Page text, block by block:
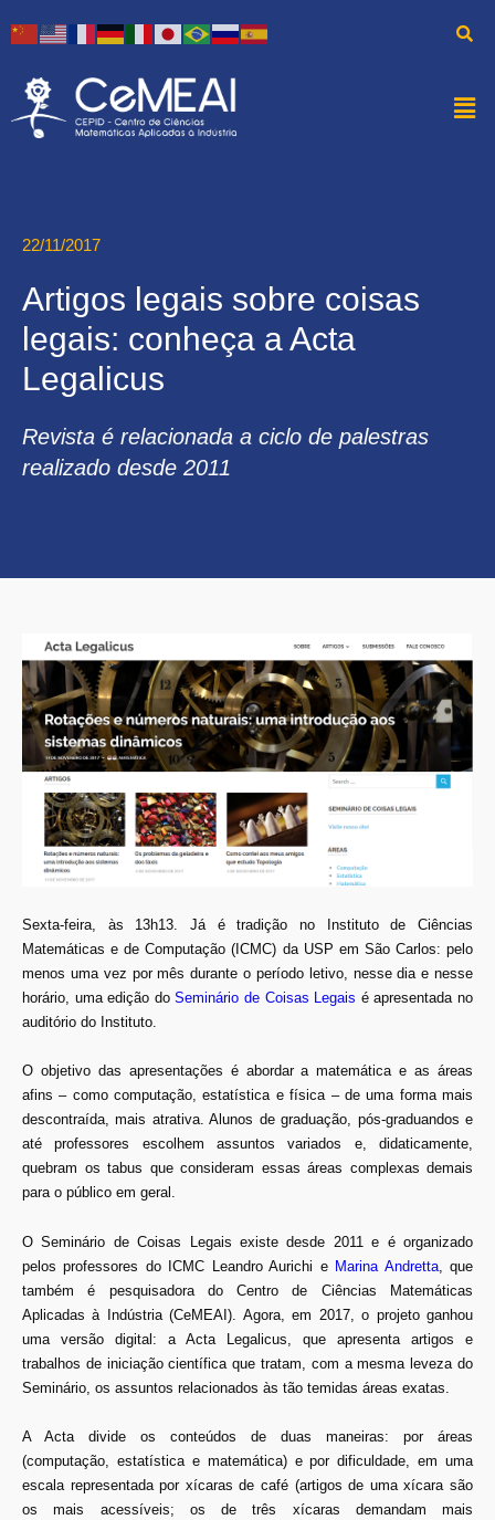
22/11/2017
Artigos legais sobre coisas
legais: conheça a Acta
Legalicus
Revista é relacionada a ciclo de palestras
realizado desde 2011
Sexta-feira, às 13h13. Já é tradição no Instituto de Ciências
Matemáticas e de Computação (ICMC) da USP em São Carlos: pelo
menos uma vez por mês durante o período letivo, nesse dia e nesse
horário, uma edição doSeminário de Coisas Legais é apresentada no
auditório do Instituto.
O objetivo das apresentações é abordar a matemática e as áreas
afins – como computação, estatística e física – de uma forma mais
descontraída, mais atrativa. Alunos de graduação, pós-graduandos e
até professores escolhem assuntos variados e, didaticamente,
quebram os tabus que consideram essas áreas complexas demais
para o público em geral.
O Seminário de Coisas Legais existe desde 2011 e é organizado
pelos professores do ICMC Leandro Aurichi e Marina Andretta, que
também é pesquisadora do Centro de Ciências Matemáticas
Aplicadas à Indústria (CeMEAI). Agora, em 2017, o projeto ganhou
uma versão digital: a Acta Legalicus, que apresenta artigos e
trabalhos de iniciação científica que tratam, com a mesma leveza do
Seminário, os assuntos relacionados às tão temidas áreas exatas.
A Acta divide os conteúdos de duas maneiras: por áreas
(computação, estatística e matemática) e por dificuldade, em uma
escala representada por xícaras de café (artigos de uma xícara são
os mais acessíveis; os de três xícaras demandam mais